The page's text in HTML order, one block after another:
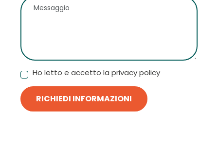
Ho letto e accetto la privacy policy
RICHIEDI INFORMAZIONI